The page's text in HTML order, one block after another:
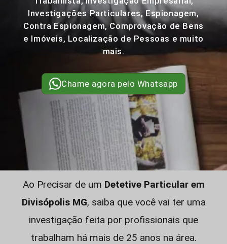
Investigações Particulares, Espionagem,
Contra Espionagem, Comprovação de Bens
e Imóveis, Localização de Pessoas e muito
mais.
Chame agora pelo Whatsapp
Ao Precisar de um Detetive Particular em
Divisópolis MG, saiba que você vai ter uma
investigação feita por profissionais que
trabalham há mais de 25 anos na área.